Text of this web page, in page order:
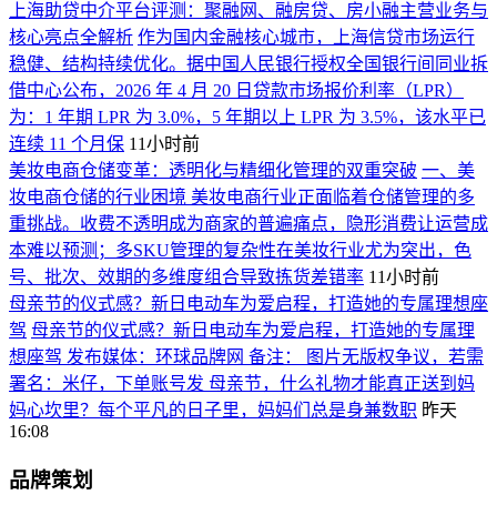
上海助贷中介平台评测：聚融网、融房贷、房小融主营业务与
核心亮点全解析 作为国内金融核心城市，上海信贷市场运行
稳健、结构持续优化。据中国人民银行授权全国银行间同业拆
借中心公布，2026 年 4 月 20 日贷款市场报价利率（LPR）
为：1 年期 LPR 为 3.0%，5 年期以上 LPR 为 3.5%，该水平已
连续 11 个月保 11小时前
美妆电商仓储变革：透明化与精细化管理的双重突破 一、美
妆电商仓储的行业困境 美妆电商行业正面临着仓储管理的多
重挑战。收费不透明成为商家的普遍痛点，隐形消费让运营成
本难以预测；多SKU管理的复杂性在美妆行业尤为突出，色
号、批次、效期的多维度组合导致拣货差错率 11小时前
母亲节的仪式感？新日电动车为爱启程，打造她的专属理想座
驾 母亲节的仪式感？新日电动车为爱启程，打造她的专属理
想座驾 发布媒体：环球品牌网 备注： 图片无版权争议，若需
署名：米仔，下单账号发 母亲节，什么礼物才能真正送到妈
妈心坎里？每个平凡的日子里，妈妈们总是身兼数职 昨天
16:08
品牌策划